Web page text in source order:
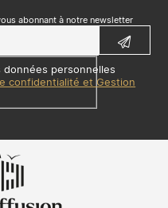
abonnant à notre newsletter
données personnelles
confidentialité et Gestion